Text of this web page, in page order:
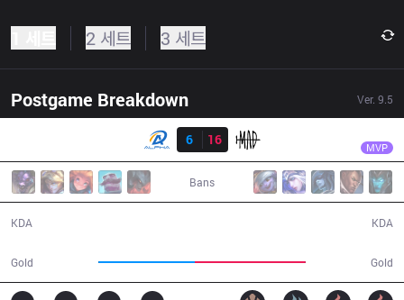
2 세트 3 세트
Postgame Breakdown Ver. 9.5
6
16 MVP
Bans
KDA
Gold Gold
KDA